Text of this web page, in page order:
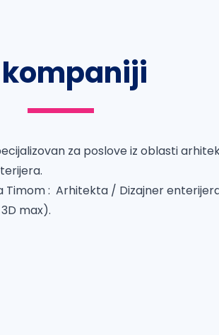
kompaniji
za poslove iz oblasti
Timom : Arhitekta / Dizajner
max).